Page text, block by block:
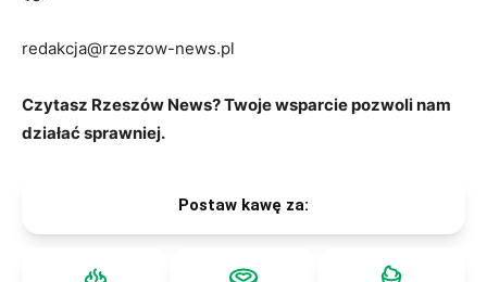
redakcja@rzeszow-news.pl
Czytasz Rzeszów News? Twoje wsparcie pozwoli nam
działać sprawniej.
Postaw kawę za: